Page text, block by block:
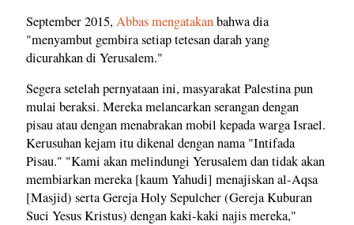
September 2015,Abbas mengatakanbahwa dia
"menyambut gembira setiap tetesan darah yang
dicurahkan di Yerusalem."
Segera setelah pernyataan ini, masyarakat Palestina pun
mulai beraksi. Mereka melancarkan serangan dengan
pisau atau dengan menabrakan mobil kepada warga Israel.
Kerusuhan kejam itu dikenal dengan nama "Intifada
Pisau." "Kami akan melindungi Yerusalem dan tidak akan
membiarkan mereka [kaum Yahudi] menajiskan al-Aqsa
[Masjid) serta Gereja Holy Sepulcher (Gereja Kuburan
Suci Yesus Kristus) dengan kaki-kaki najis mereka,"